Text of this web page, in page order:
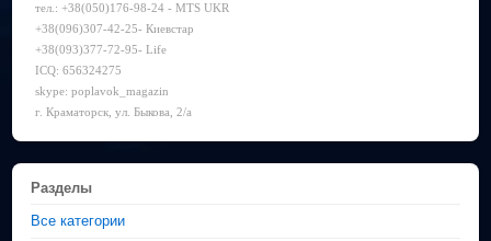
тел.: +38(050)176-98-24 - MTS UKR
+38(096)307-42-25- Киевстар
+38(093)377-72-95- Life
ICQ: 656324275
skype: poplavok_magazin
г. Краматорск, ул. Быкова, 2/а
Разделы
Все категории